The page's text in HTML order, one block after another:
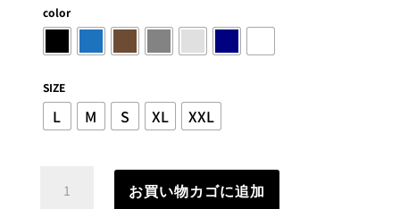
color
SIZE
L M S XL XXL
お買い物カゴに追加